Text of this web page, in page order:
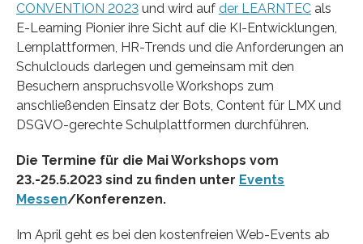
CONVENTION 2023 und wird auf der LEARNTEC als
E-Learning Pionier ihre Sicht auf die KI-Entwicklungen,
Lernplattformen, HR-Trends und die Anforderungen an
Schulclouds darlegen und gemeinsam mit den
Besuchern anspruchsvolle Workshops zum
anschließenden Einsatz der Bots, Content für LMX und
DSGVO-gerechte Schulplattformen durchführen.
Die Termine für die Mai Workshops vom
23.-25.5.2023 sind zu finden unter Events
Messen/Konferenzen.
Im April geht es bei den kostenfreien Web-Events ab